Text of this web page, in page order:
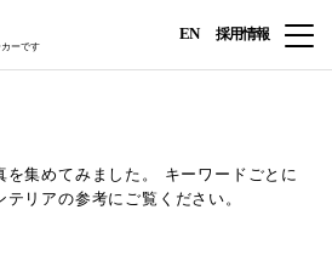
ーです
EN 採用情報
集めてみました。
キーワードごとに
リアの参考にご覧ください。